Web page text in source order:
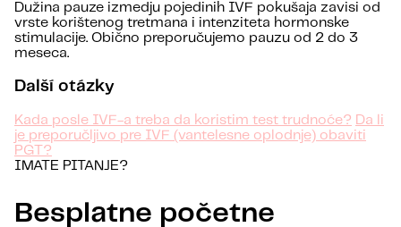
Dužina pauze izmedju pojedinih IVF pokušaja zavisi od
vrste korištenog tretmana i intenziteta hormonske
stimulacije. Obično preporučujemo pauzu od 2 do 3
meseca.
Další otázky
Kada posle IVF-a treba da koristim test trudnoće?
Da li
je preporučljivo pre IVF (vantelesne oplodnje) obaviti
PGT?
IMATE PITANJE?
Besplatne početne